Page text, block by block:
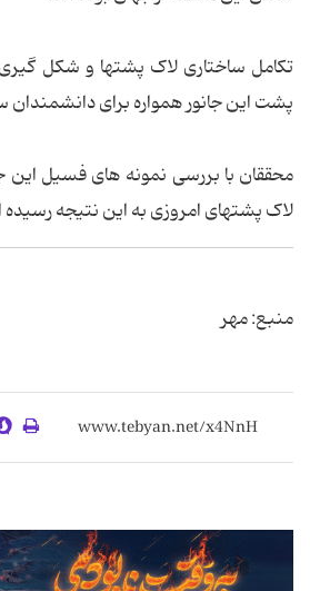
تکامل ساختاری لاک پشتها و شکل
پشت این جانور همواره برای دانشمندان
محققان با بررسی نمونه های فسیل این
لاک پشتهای امروزی به این نتیجه رسیده
منبع: مهر